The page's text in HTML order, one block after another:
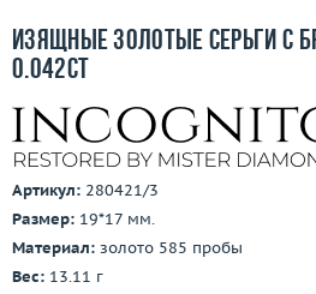
Ломбард
Контакты
3D-тур по шоуруму
Заказать
Изящные золотые серьги с
0.042ct
Артикул: 280421/3
Размер: 19*17 мм.
Материал: золото 585 пробы
Вес: 13.11 г